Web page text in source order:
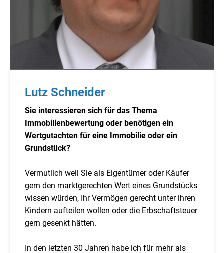
Lutz Schneider
Sie interessieren sich für das Thema
Immobilienbewertung oder benötigen ein
Wertgutachten für eine Immobilie oder ein
Grundstück?
Vermutlich weil Sie als Eigentümer oder Käufer
gern den marktgerechten Wert eines Grundstücks
wissen würden, Ihr Vermögen gerecht unter ihren
Kindern aufteilen wollen oder die Erbschaftsteuer
gern gesenkt hätten.
In den letzten 30 Jahren habe ich für mehr als